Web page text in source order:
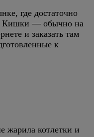
где достаточно
Кишки — обычно на
и заказать там
к
жарила котлетки и